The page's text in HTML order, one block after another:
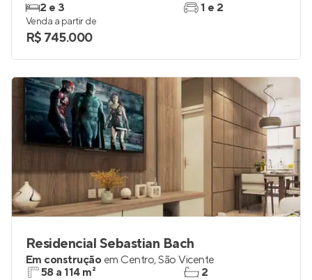
2 e 3
1 e 2
Venda a partir de
R$ 745.000
Residencial Sebastian Bach
Em construção em Centro,São Vicente
58 a 114 m²
2